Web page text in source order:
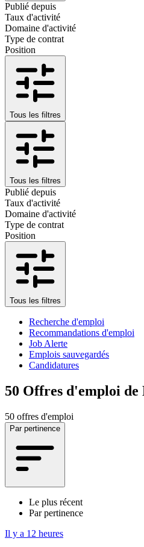
Publié depuis
Taux d'activité
Domaine d'activité
Type de contrat
Position
Tous les filtres
Tous les filtres
Publié depuis
Taux d'activité
Domaine d'activité
Type de contrat
Position
Tous les filtres
Recherche d'emploi
Recommandations d'emploi
Job Alerte
Emplois sauvegardés
Candidatures
50 Offres d'emploi de
50 offres d'emploi
Par pertinence
Le plus récent
Par pertinence
Il y a 12 heures